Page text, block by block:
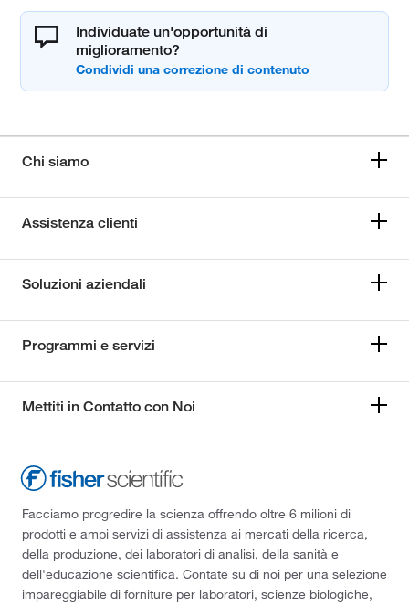
Individuate un'opportunità di
miglioramento?
Chi siamo
Assistenza clienti
Soluzioni aziendali
Programmi e servizi
Mettiti in Contatto con Noi
Facciamo progredire la scienza offrendo oltre 6 milioni di
prodotti e ampi servizi di assistenza ai mercati della ricerca,
della produzione, dei laboratori di analisi, della sanità e
dell'educazione scientifica. Contate su di noi per una selezione
impareggiabile di forniture per laboratori, scienze biologiche,